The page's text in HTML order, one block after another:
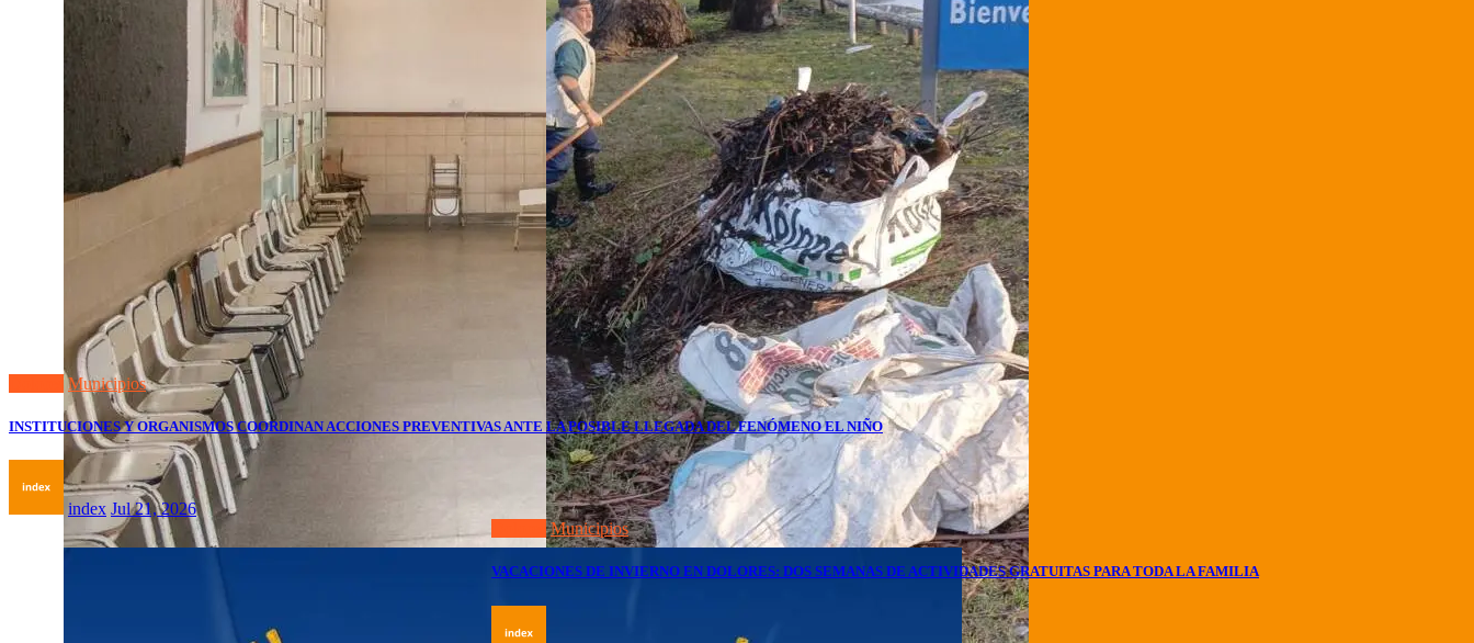
Municipios
INSTITUCIONES Y ORGANISMOS COORDINAN ACCIONES PREVENTIVAS ANTE LA POSIBLE LLEGADA DEL FENÓMENO EL NIÑO
index Jul 21, 2026
Municipios
VACACIONES DE INVIERNO EN DOLORES: DOS SEMANAS DE ACTIVIDADES GRATUITAS PARA TODA LA FAMILIA